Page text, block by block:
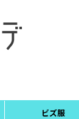
ビズ服